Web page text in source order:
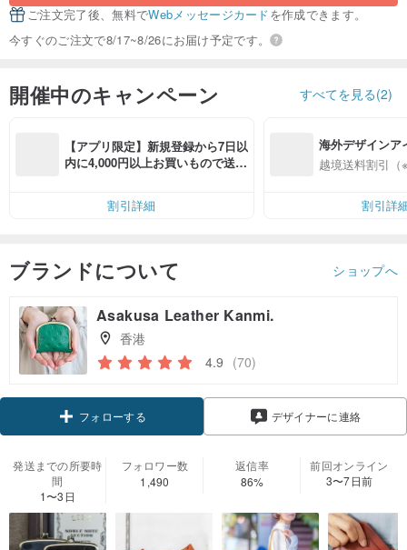
ご注文完了後、無料でWebメッセージカードを作成できます。
今すぐのご注文で8/17~8/26にお届け予定です。
開催中のキャンペーン すべてを見る(2)
【アプリ限定】新規登録から7日以
内に4,000円以上お買いもので送料
割引詳細
海外デザインア
入
越境送料割引（
割引詳
ブランドについて ショップへ
Asakusa Leather Kanmi.
香港
4.9 (70)
フォローする デザイナーに連絡
発送までの所要時
間
1〜3日
フォロワー数
1,490
返信率
86%
前回オンライン
3〜7日前